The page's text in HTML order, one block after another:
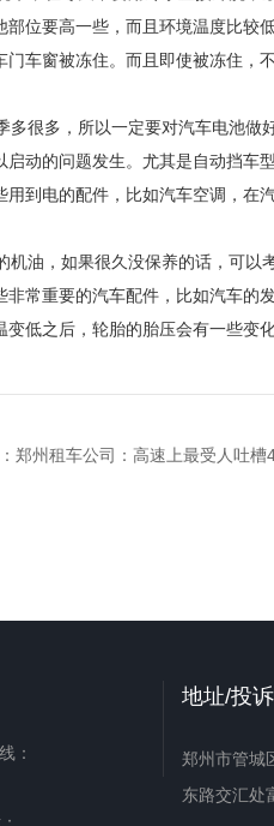
位要高一些，而且环境温度比较
车窗被冻住。而且即使被冻住，
很多，所以一定要对汽车电池做
动的问题发生。尤其是自动挡车
到电的配件，比如汽车空调，在
油，如果很久没保养的话，可以
常重要的汽车配件，比如汽车的
低之后，轮胎的胎压会有一些变
郑州租车公司：高速上最受人吐槽
：
地址/投
郑州市管城
东路交汇处